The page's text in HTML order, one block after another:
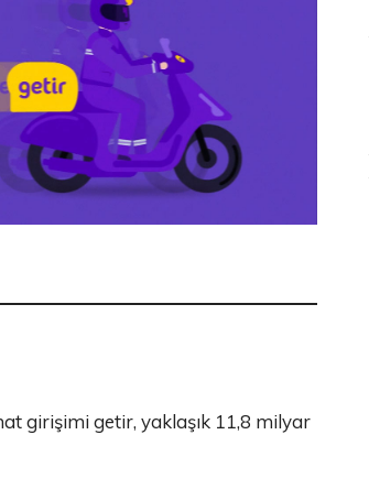
girişimi getir, yaklaşık 11,8 milyar